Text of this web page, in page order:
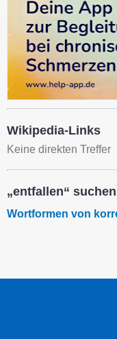
Wikipedia-Links
Keine direkten Treffer
„entfallen“
Wortformen von